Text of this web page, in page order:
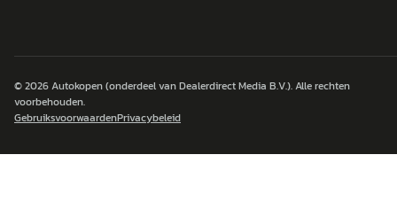
© 2026Autokopen(onderdeel van Dealerdirect Media B.V.). Alle rechten
voorbehouden.
GebruiksvoorwaardenPrivacybeleid